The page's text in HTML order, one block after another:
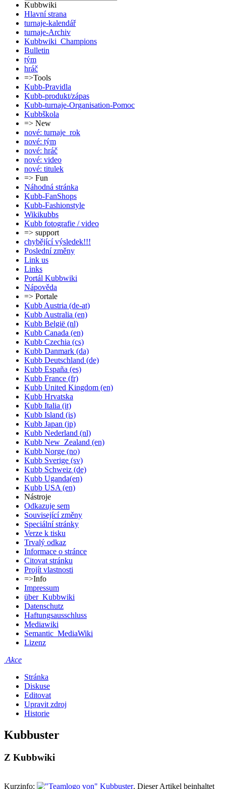
Kubbwiki
Hlavní strana
turnaje-kalendář
turnaje-Archiv
Kubbwiki_Champions
Bulletin
tým
hráč
=>Tools
Kubb-Pravidla
Kubb-produkt/zápas
Kubb-turnaje-Organisation-Pomoc
Kubbškola
=> New
nové: turnaje_rok
nové: tým
nové: hráč
nové: video
nové: titulek
=> Fun
Náhodná stránka
Kubb-FanShops
Kubb-Fashionstyle
Wikikubbs
Kubb fotografie / video
=> support
chybějící výsledek!!!
Poslední změny
Link us
Links
Portál Kubbwiki
Nápověda
=> Portale
Kubb Austria (de-at)
Kubb Australia (en)
Kubb België (nl)
Kubb Canada (en)
Kubb Czechia (cs)
Kubb Danmark (da)
Kubb Deutschland (de)
Kubb España (es)
Kubb France (fr)
Kubb United Kingdom (en)
Kubb Hrvatska
Kubb Italia (it)
Kubb Island (is)
Kubb Japan (jp)
Kubb Nederland (nl)
Kubb New_Zealand (en)
Kubb Norge (no)
Kubb Sverige (sv)
Kubb Schweiz (de)
Kubb Uganda(en)
Kubb USA (en)
Nástroje
Odkazuje sem
Související změny
Speciální stránky
Verze k tisku
Trvalý odkaz
Informace o stránce
Citovat stránku
Projít vlastnosti
=>Info
Impressum
über_Kubbwiki
Datenschutz
Haftungsausschluss
Mediawiki
Semantic_MediaWiki
Lizenz
Akce
Stránka
Diskuse
Editovat
Upravit zdroj
Historie
Kubbuster
Z Kubbwiki
Kurzinfo: . Dieser Artikel beinhaltet